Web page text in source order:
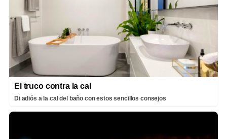
El truco contra la cal
Di adiós a la cal del baño con estos sencillos consejos